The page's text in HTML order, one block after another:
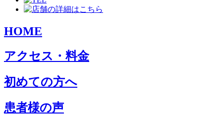
HOME
アクセス・料金
初めての方へ
患者様の声